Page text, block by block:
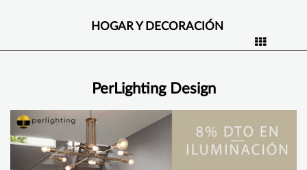
HOGAR Y DECORACIÓN
PerLighting Design